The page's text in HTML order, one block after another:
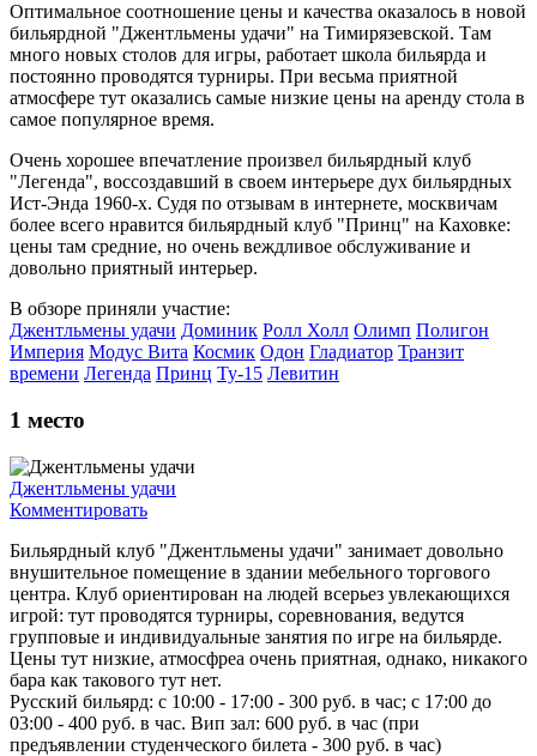
Оптимальное соотношение цены и качества оказалось в новой
бильярдной "Джентльмены удачи" на Тимирязевской. Там
много новых столов для игры, работает школа бильярда и
постоянно проводятся турниры. При весьма приятной
атмосфере тут оказались самые низкие цены на аренду стола в
самое популярное время.
Очень хорошее впечатление произвел бильярдный клуб
"Легенда", воссоздавший в своем интерьере дух бильярдных
Ист-Энда 1960-х. Судя по отзывам в интернете, москвичам
более всего нравится бильярдный клуб "Принц" на Каховке:
цены там средние, но очень веждливое обслуживание и
довольно приятный интерьер.
В обзоре приняли участие:
Джентльмены удачи Доминик Ролл Холл Олимп Полигон
Империя Модус Вита Космик Одон Гладиатор Транзит
времени Легенда Принц Ту-15 Левитин
1 место
Джентльмены удачи
Комментировать
Бильярдный клуб "Джентльмены удачи" занимает довольно
внушительное помещение в здании мебельного торгового
центра. Клуб ориентирован на людей всерьез увлекающихся
игрой: тут проводятся турниры, соревнования, ведутся
групповые и индивидуальные занятия по игре на бильярде.
Цены тут низкие, атмосфреа очень приятная, однако, никакого
бара как такового тут нет.
Русский бильярд: с 10:00 - 17:00 - 300 руб. в час; с 17:00 до
03:00 - 400 руб. в час. Вип зал: 600 руб. в час (при
предъявлении студенческого билета - 300 руб. в час)